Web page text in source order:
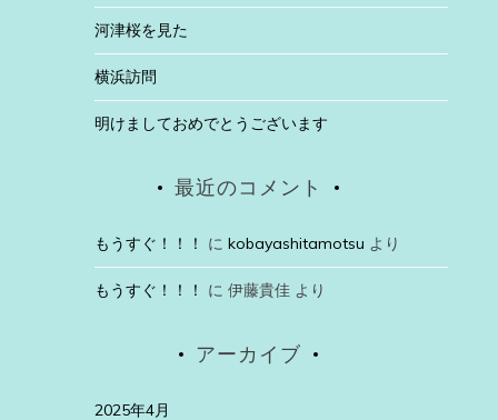
河津桜を見た
横浜訪問
明けましておめでとうございます
最近のコメント
もうすぐ！！！ に kobayashitamotsu より
もうすぐ！！！ に 伊藤貴佳より
アーカイブ
2025年4月